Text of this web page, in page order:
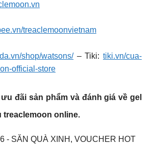
treaclemoonvietnam
shop/watsons/– Tiki:tiki.vn/cua-
official-store
đãi sản phẩm và đánh giá về gel
treaclemoon online.
️- SĂN QUÀ XINH, VOUCHER HOT